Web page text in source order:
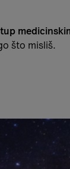
što misliš.